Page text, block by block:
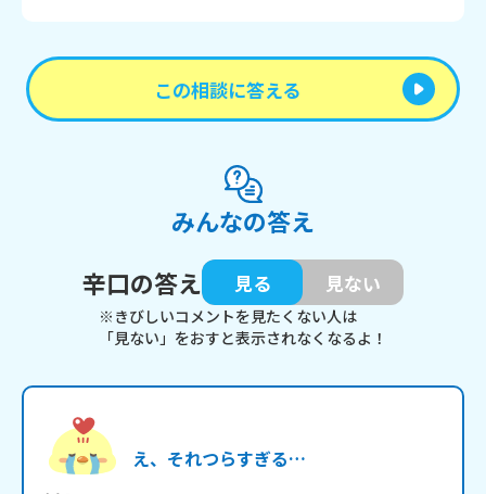
この相談に答える
みんなの答え
辛口の答え
見る 見ない
※きびしいコメントを見たくない人は
「見ない」をおすと表示されなくなるよ！
え、それつらすぎる…